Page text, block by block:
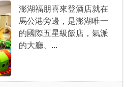
澎湖福朋喜來登酒店就在
馬公港旁邊，是澎湖唯一
的國際五星級飯店，氣派
的大廳、...